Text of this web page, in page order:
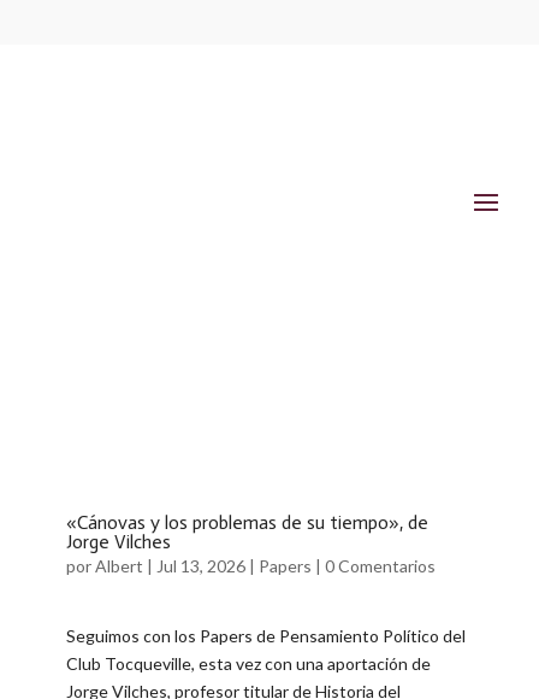
«Cánovas y los problemas de su tiempo», de
Jorge Vilches
porAlbert | Jul 13, 2026| Papers | 0 Comentarios
Seguimos con los Papers de Pensamiento Político del
Club Tocqueville, esta vez con una aportación de
Jorge Vilches, profesor titular de Historia del